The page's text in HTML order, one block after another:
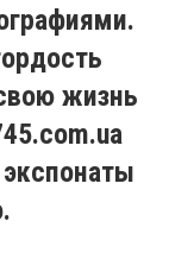
жизнь
com.ua